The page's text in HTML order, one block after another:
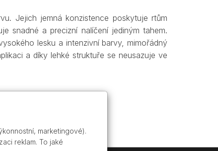
Jejich jemná konzistence poskytuje rtům
snadné a precizní nalíčení jediným tahem.
lesku a intenzivní barvy, mimořádný
a díky lehké struktuře se neusazuje ve
marketingové).
reklam. To jaké